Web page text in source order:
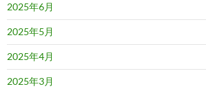
2025年6月
2025年5月
2025年4月
2025年3月